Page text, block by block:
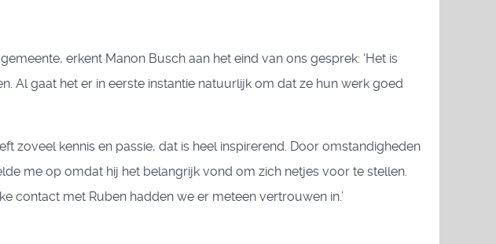
erkent Manon Busch aan het eind van ons gesprek: ‘Het is
Al gaat het er in eerste instantie natuurlijk om dat ze hun werk goed
zoveel kennis en passie, dat is heel inspirerend. Door omstandigheden
me op omdat hij het belangrijk vond om zich netjes voor te stellen.
contact met Ruben hadden we er meteen vertrouwen in.’